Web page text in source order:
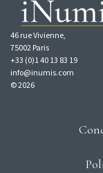
46 rue Vivienne,
75002 Paris
+33 (0)1 40 13 83 19
info@inumis.com
© 2026